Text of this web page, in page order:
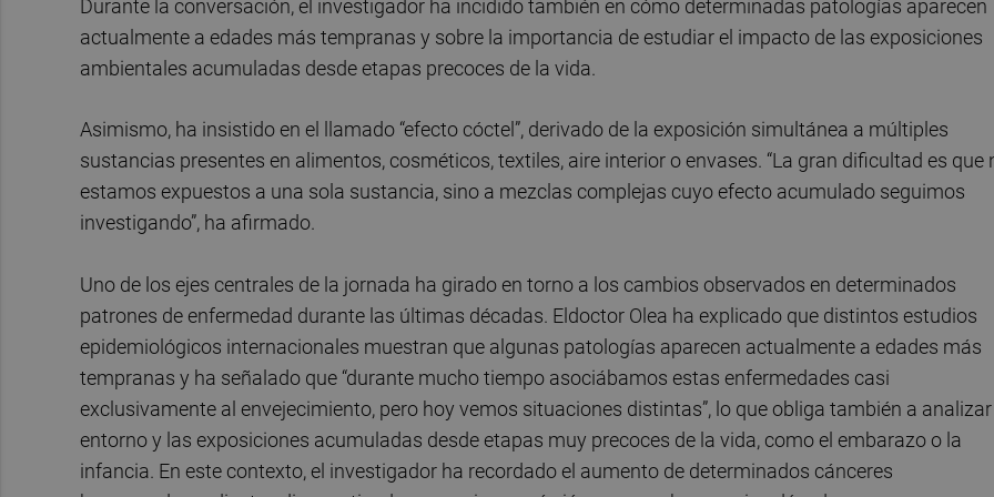
Durante la conversación, el investigador ha incidido también en cómo determinadas patologías aparecen
actualmente a edades más tempranas y sobre la importancia de estudiar el impacto de las exposiciones
ambientales acumuladas desde etapas precoces de la vida.
Asimismo, ha insistido en el llamado “efecto cóctel”, derivado de la exposición simultánea a múltiples
sustancias presentes en alimentos, cosméticos, textiles, aire interior o envases. “La gran dificultad es que
estamos expuestos a una sola sustancia, sino a mezclas complejas cuyo efecto acumulado seguimos
investigando”, ha afirmado.
Uno de los ejes centrales de la jornada ha girado en torno a los cambios observados en determinados
patrones de enfermedad durante las últimas décadas. Eldoctor Olea ha explicado que distintos estudios
epidemiológicos internacionales muestran que algunas patologías aparecen actualmente a edades más
tempranas y ha señalado que “durante mucho tiempo asociábamos estas enfermedades casi
exclusivamente al envejecimiento, pero hoy vemos situaciones distintas”, lo que obliga también a analizar
entorno y las exposiciones acumuladas desde etapas muy precoces de la vida, como el embarazo o la
infancia. En este contexto, el investigador ha recordado el aumento de determinados cánceres